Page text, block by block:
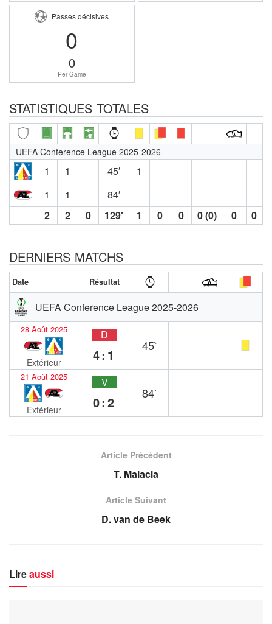
Passes décisives
0
0
Per Game
STATISTIQUES TOTALES
UEFA Conference League 2025-2026
1 1 45′
1
1
1
84′
2
2 0 129′ 1 0 0 0 (0) 0 0
DERNIERS MATCHS
Date Résultat
UEFA Conference League 2025-2026
28 Août 2025
Extérieur
D
4:1
45`
21 Août 2025
Extérieur
V
0:2
84`
Article Précédent
T. Malacia
Article Suivant
D. van de Beek
Lireaussi